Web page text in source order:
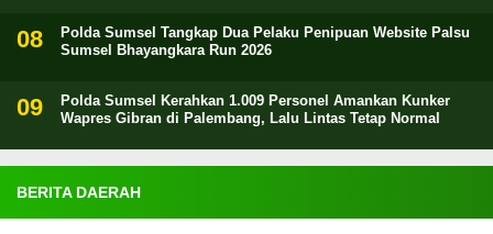
Polda Sumsel Tangkap Dua Pelaku Penipuan Website Palsu
Sumsel Bhayangkara Run 2026
Polda Sumsel Kerahkan 1.009 Personel Amankan Kunker
Wapres Gibran di Palembang, Lalu Lintas Tetap Normal
BERITA DAERAH